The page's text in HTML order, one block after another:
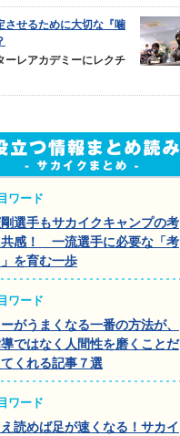
させるために大切な『噛
ーレアカデミーにレクチ
ワード
選手もサカイクキャンプの考
共感！ 一流選手に必要な「考
を育む一歩
ワード
がうまくなる一番の方法が、
ではなく人間性を磨くことだ
くれる記事７選
ワード
読めば足が速くなる！サカイ